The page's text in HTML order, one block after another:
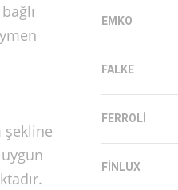
şekline
EMKO
FALKE
FERROLI
FINLUX